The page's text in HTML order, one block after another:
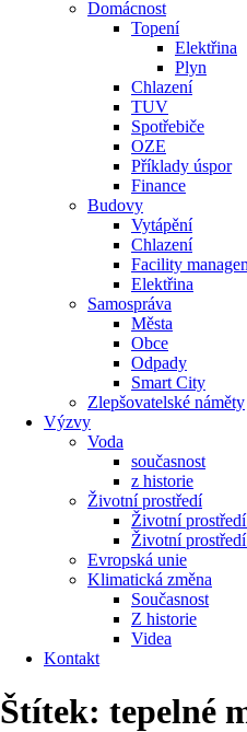
Domácnost
Topení
Elektřina
Plyn
Chlazení
TUV
Spotřebiče
OZE
Příklady úspor
Finance
Budovy
Vytápění
Chlazení
Facility
Elektřina
Samospráva
Města
Obce
Odpady
Smart City
Zlepšovatelské náměty
Výzvy
Voda
současnost
z historie
Životní prostředí
Životní
Životní
Evropská unie
Klimatická změna
Současnost
Z historie
Videa
Kontakt
Štítek: tepelné